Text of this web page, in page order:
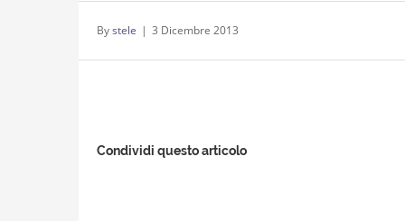
Bystele | 3 Dicembre 2013
Condividi questo articolo